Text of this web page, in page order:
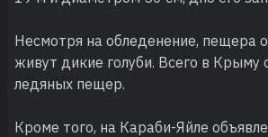
Несмотря на обледенение, пещера
живут дикие голуби. Всего в Крыму
ледяных пещер.
Кроме того, на Караби-Яйле